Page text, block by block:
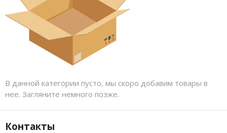
В данной категории пусто, мы скоро добавим товары в
нее. Загляните немного позже.
Контакты